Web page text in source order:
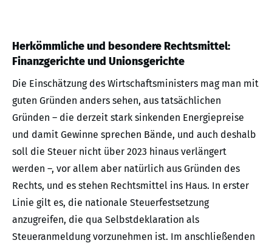
Herkömmliche und besondere Rechtsmittel:
Finanzgerichte und Unionsgerichte
Die Einschätzung des Wirtschaftsministers mag man mit
guten Gründen anders sehen, aus tatsächlichen
Gründen – die derzeit stark sinkenden Energiepreise
und damit Gewinne sprechen Bände, und auch deshalb
soll die Steuer nicht über 2023 hinaus verlängert
werden –, vor allem aber natürlich aus Gründen des
Rechts, und es stehen Rechtsmittel ins Haus. In erster
Linie gilt es, die nationale Steuerfestsetzung
anzugreifen, die qua Selbstdeklaration als
Steueranmeldung vorzunehmen ist. Im anschließenden